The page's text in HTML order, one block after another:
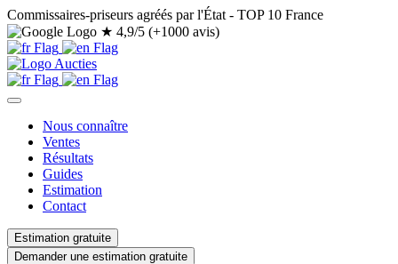
Commissaires-priseurs agréés par l'État - TOP 10 France
★ 4,9/5 (+1000 avis)
Nous connaître
Ventes
Résultats
Guides
Estimation
Contact
Estimation gratuite
Demander une estimation gratuite